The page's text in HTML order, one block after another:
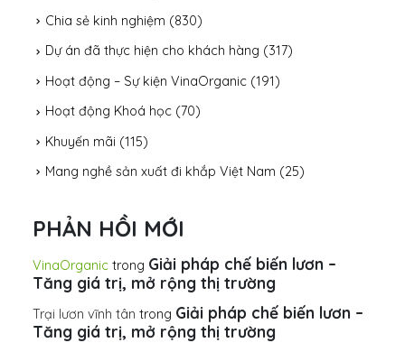
Chia sẻ kinh nghiệm (830)
Dự án đã thực hiện cho khách hàng (317)
Hoạt động – Sự kiện VinaOrganic (191)
Hoạt động Khoá học (70)
Khuyến mãi (115)
Mang nghề sản xuất đi khắp Việt Nam (25)
PHẢN HỒI MỚI
VinaOrganic trong Giải pháp chế biến lươn –
Tăng giá trị, mở rộng thị trường
Trại lươn vĩnh tân trong Giải pháp chế biến lươn –
Tăng giá trị, mở rộng thị trường